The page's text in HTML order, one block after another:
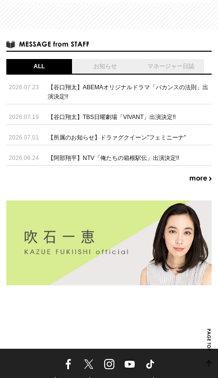
ALL お知らせ マネージャー日誌
2026.07.23
【谷口翔太】ABEMAオリジナルドラマ「バカンスの法則」出
演決定!!
2026.07.19 【谷口翔太】TBS日曜劇場「VIVANT」出演決定!!
2026.07.01 【所属のお知らせ】ドラァグクイーン”フェミニーナ”
2026.06.24 【阿部翔平】NTV「俺たちの箱根駅伝」出演決定!!